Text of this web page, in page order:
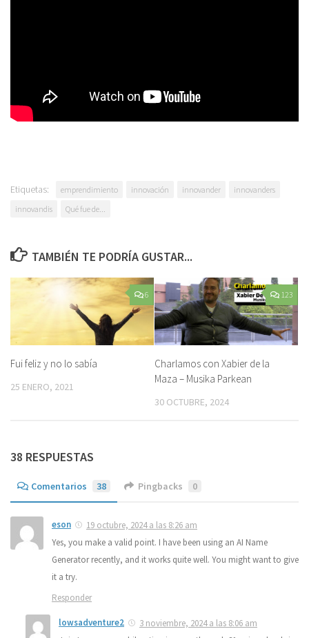
Etiquetas: emprendimiento innovación innovander
innovanders
innovandis
Qué fue de...
TAMBIÉN TE PODRÍA GUSTAR...
6
Fui feliz y no lo sabía
25 ENERO, 2021
123
Charlamos con Xabier de la
Maza – Musika Parkean
30 OCTUBRE, 2024
38 RESPUESTAS
Comentarios 38 Pingbacks 0
eson
19 octubre, 2024 a las 8:26 am
Yes, you make a valid point. I have been using an AI Name
Generator recently, and it works quite well. You might want to give
it a try.
Responder
lowsadventure2
3 noviembre, 2024 a las 8:06 am